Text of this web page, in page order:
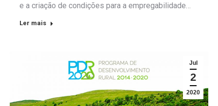
e a criação de condições para a empregabilidade…
Ler mais
Jul
2
2020